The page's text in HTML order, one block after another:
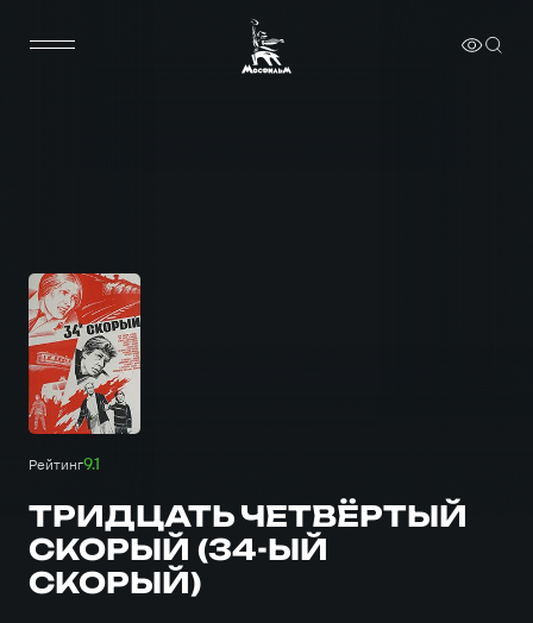
Рейтинг9.1
ТРИДЦАТЬ ЧЕТВЁРТЫЙ
СКОРЫЙ (34-ЫЙ
СКОРЫЙ)